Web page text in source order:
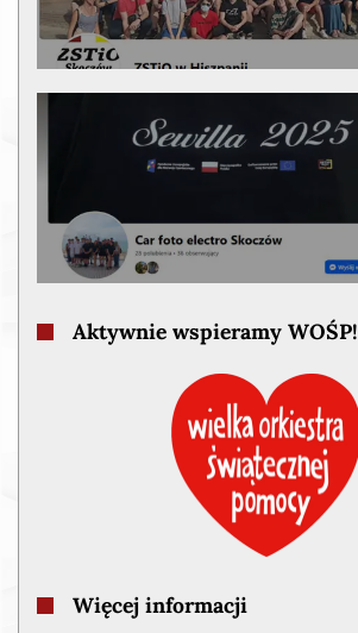
Aktywnie wspieramy WOŚP!
Więcej informacji